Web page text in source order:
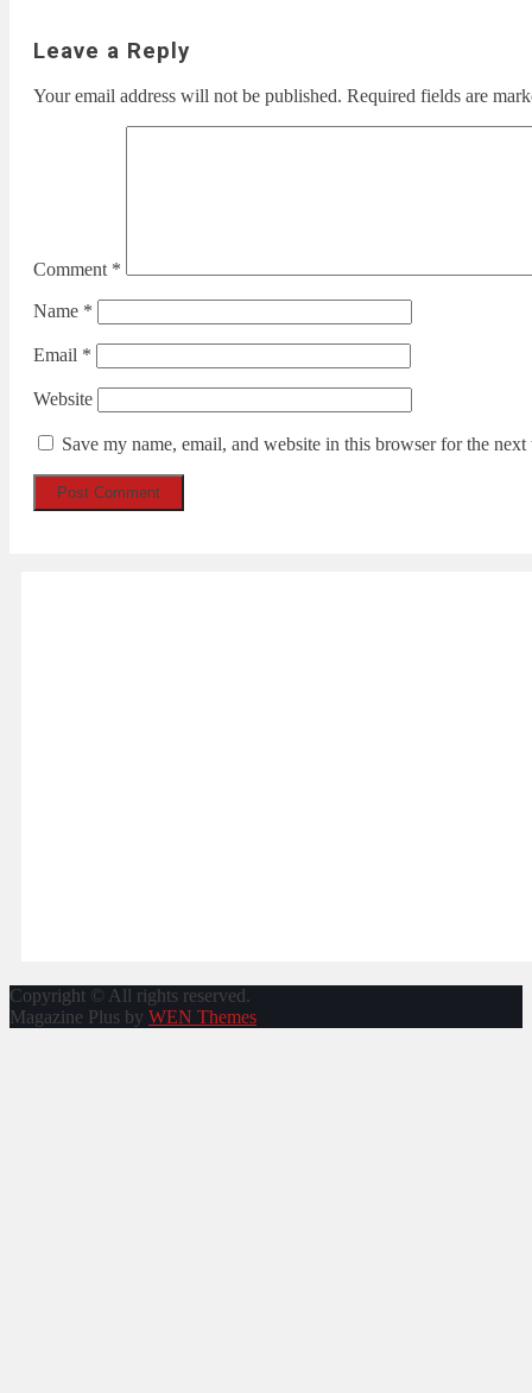
Leave a Reply
Your email address will not be published. Required fields are
Comment *
Name *
Email *
Website
Save my name, email, and website in this browser for the
Copyright © All rights reserved.
Magazine Plus by WEN Themes